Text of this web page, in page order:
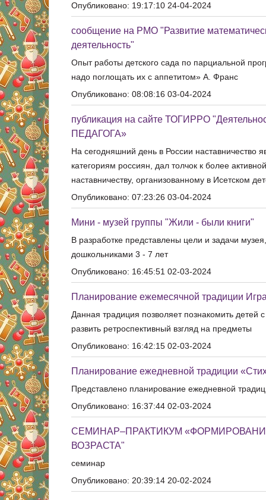
Опубликовано: 19:17:10 24-04-2024
сообщение на РМО "Развитие
деятельность"
Опыт работы детского сада по парциальной
надо поглощать их с аппетитом» А. Франс
Опубликовано: 08:08:16 03-04-2024
публикация на сайте ТОГИРРО
ПЕДАГОГА»
На сегодняшний день в России наставничество
категориям россиян, дал толчок к более
наставничеству, организованному в Исетском
Опубликовано: 07:23:26 03-04-2024
Мини - музей группы "Жили - были книги"
В разработке представлены цели и задачи
дошкольниками 3 - 7 лет
Опубликовано: 16:45:51 02-03-2024
Планирование ежемесячной традиции
Данная традиция позволяет познакомить детей
развить ретроспективный взгляд на предметы
Опубликовано: 16:42:15 02-03-2024
Планирование ежедневной традиции
Представлено планирование ежедневной
Опубликовано: 16:37:44 02-03-2024
СЕМИНАР–ПРАКТИКУМ
ВОЗРАСТА"
семинар
Опубликовано: 20:39:14 20-02-2024